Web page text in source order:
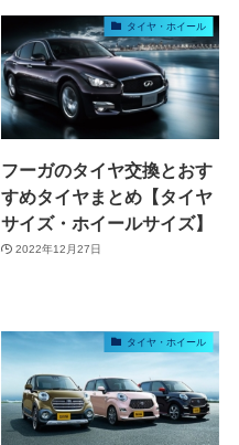
タイヤ・ホイール
フーガのタイヤ交換とおす
すめタイヤまとめ【タイヤ
サイズ・ホイールサイズ】
2022年12月27日
タイヤ・ホイール